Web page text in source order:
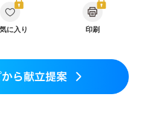
テージ２）
乳がん（ホルモン療法中）
ビ・肌荒れ 妊活中
に入り 印刷